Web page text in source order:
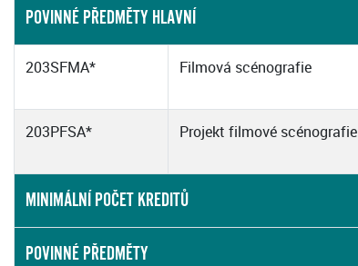
POVINNÉ PŘEDMĚTY HLAVNÍ
203SFMA* Filmová scénografie
203PFSA* Projekt filmové scénografie
MINIMÁLNÍ POČET KREDITŮ
POVINNÉ PŘEDMĚTY